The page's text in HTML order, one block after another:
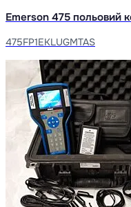
Emerson 475 польовий
475FP1EKLUGMTAS